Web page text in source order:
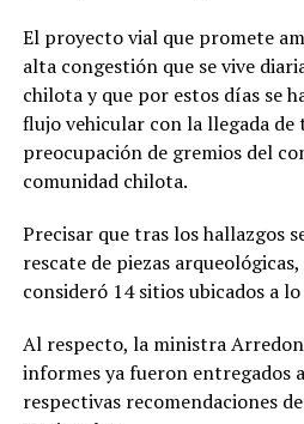
El proyecto vial que promete
alta congestión que se vive
chilota y que por estos días se
flujo vehicular con la llegada de
preocupación de gremios del
comunidad chilota.
Precisar que tras los hallazgos
rescate de piezas
consideró 14 sitios ubicados a
Al respecto, la ministra
informes ya fueron entregados
respectivas recomendaciones